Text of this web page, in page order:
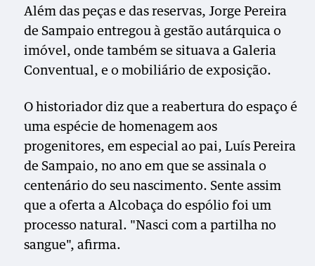
Além das peças e das reservas, Jorge Pereira
de Sampaio entregou à gestão autárquica o
imóvel, onde também se situava a Galeria
Conventual, e o mobiliário de exposição.
O historiador diz que a reabertura do espaço é
uma espécie de homenagem aos
progenitores, em especial ao pai, Luís Pereira
de Sampaio, no ano em que se assinala o
centenário do seu nascimento. Sente assim
que a oferta a Alcobaça do espólio foi um
processo natural. "Nasci com a partilha no
sangue", afirma.